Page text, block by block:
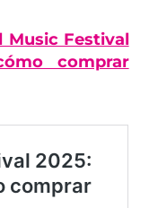
Music Festival
comprar